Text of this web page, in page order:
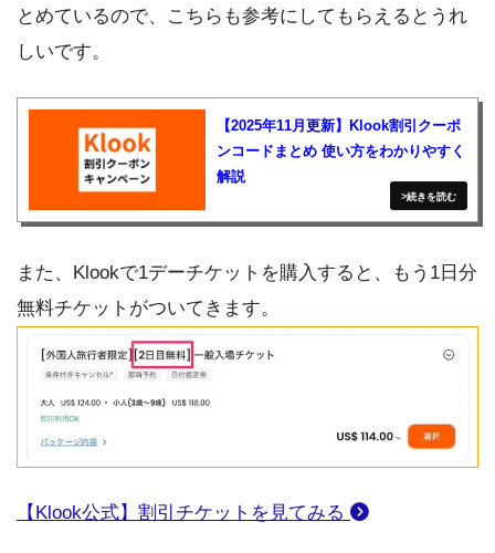
とめているので、こちらも参考にしてもらえるとうれ
しいです。
【2025年11月更新】Klook割引クーポ
ンコードまとめ 使い方をわかりやすく
解説
また、Klookで1デーチケットを購入すると、もう1日分
無料チケットがついてきます。
【Klook公式】割引チケットを見てみる